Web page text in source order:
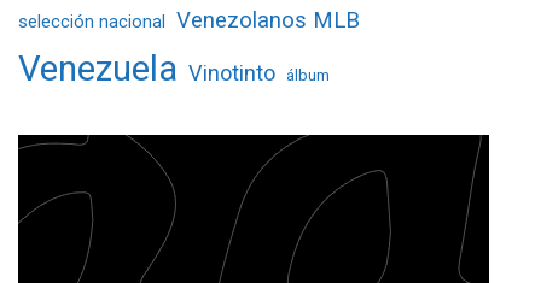
selección nacional Venezolanos MLB
Venezuela Vinotinto álbum